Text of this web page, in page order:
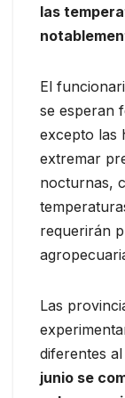
las
El
se esperan
excepto las
extremar
nocturnas,
requerirán
Las
diferentes
junio se